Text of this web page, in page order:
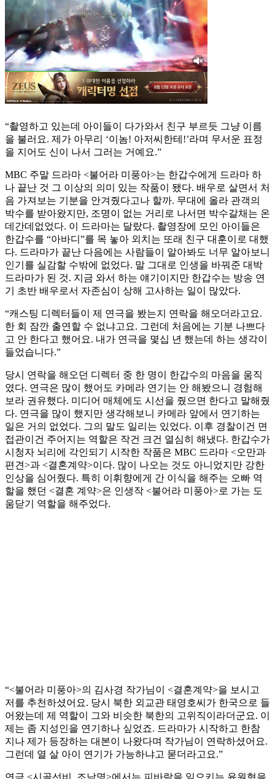
“촬영하고 있는데 아이들이 다가와서 친구 부르듯 그냥 이름
을 불러요. 제가 아무리 ‘이놈! 아저씨한테!’라며 무서운 표정
을 지어도 신이 나서 그러는 거예요.”
MBC 주말 드라마 <불어라 미풍아>는 한갑수에게 드라마 하
나 끝난 것 그 이상의 의미 있는 작품이 됐다. 배우로 살면서 처
음 가져보는 기분을 안겨줬다고나 할까. 무대에 올라 관객의
박수를 받아왔지만, 조명이 없는 거리로 나서면 박수갈채는 온
데간데없었다. 이 드라마는 달랐다. 촬영장에 모인 아이들은
한갑수를 “아바디”를 목 놓아 외치는 또래 친구 대훈이로 대했
다. 드라마가 끝난 다음에는 사람들이 알아봐도 너무 알아보니
인기를 실감할 수밖에 없었다. 말 그대로 인생을 바꿔준 대박
드라마가 된 것. 지금 와서 하는 얘기이지만 한갑수는 방송 연
기 초반 배우로서 자존심이 상해 고사하는 일이 많았다.
“캐스팅 디렉터들이 제 연극을 봤는지 연락을 해오더라고요.
한 회 잠깐 출연할 수 없냐고요. 그런데 처음에는 기분 나쁘다
고 안 한다고 했어요. 내가 연극을 몇십 년 했는데 하는 생각이
들었습니다.”
당시 연락을 해오던 디렉터 중 한 명이 한갑수의 마음을 움직
였다. 연극은 많이 했어도 카메라 연기는 안 해봤으니 경험해
보라 권유했다. 미디어 매체에도 시선을 줬으면 한다고 말해줬
다. 연극을 많이 했지만 생각해보니 카메라 앞에서 연기하는
일은 거의 없었다. 그의 말도 일리는 있었다. 이후 경찰이건 면
접관이건 주어지는 역할은 작건 크건 열심히 해냈다. 한갑수가
시청자 뇌리에 각인되기 시작한 작품은 MBC 드라마 <오만과
편견>과 <결혼계약>이다. 많이 나오는 것도 아니었지만 강한
인상을 심어줬다. 특히 이휘향에게 간 이식을 해주는 오빠 역
할을 했던 <결혼 계약>은 인생작 <불어라 미풍아>로 가는 도
움닫기 역할을 해주었다.
“<불어라 미풍아>의 김사경 작가님이 <결혼계약>을 보시고
저를 추천하셨어요. 당시 북한 외교관 태영호씨가 한국으로 들
어왔는데 제 역할이 그와 비슷한 북한의 고위직이라더군요. 이
제는 좀 지성인을 연기하나 싶었죠. 드라마가 시작하고 한참
지나 제가 등장하는 대본이 나왔다며 작가님이 연락하셨어요.
그런데 열 살 아이 연기가 가능하냐고 묻더라고요.”